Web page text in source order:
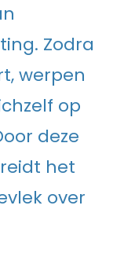
Zodra
werpen
op
deze
het
over